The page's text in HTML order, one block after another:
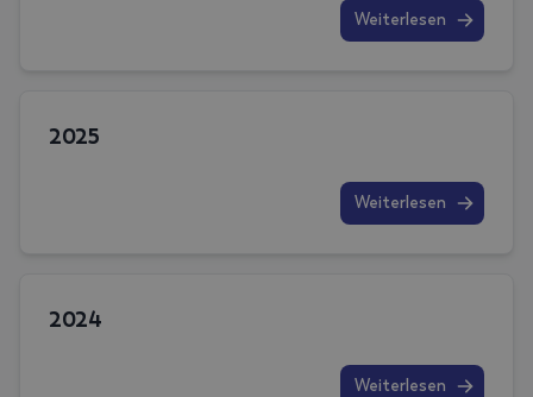
Weiterlesen
2025
Weiterlesen
2024
Weiterlesen